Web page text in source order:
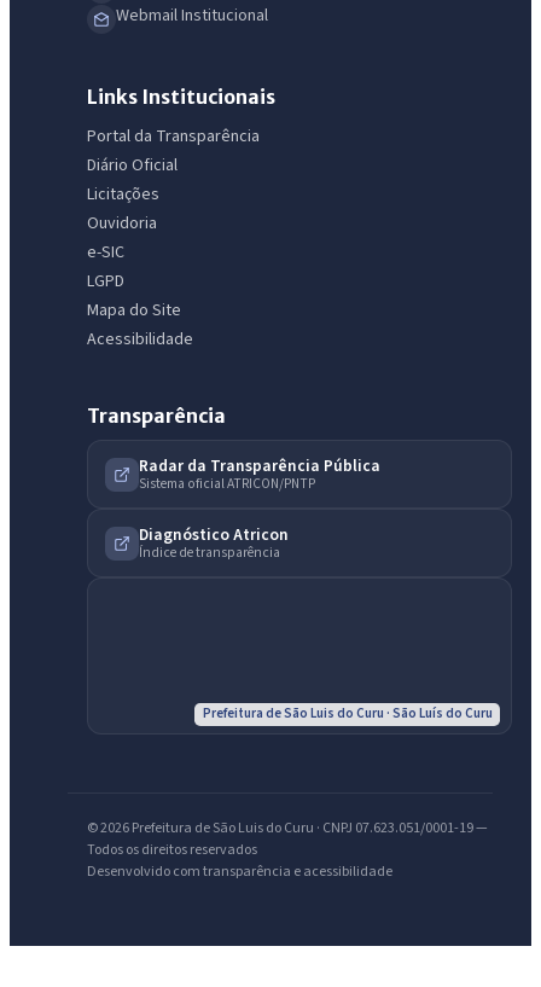
Webmail Institucional
Links Institucionais
Portal da Transparência
Diário Oficial
Licitações
Ouvidoria
e-SIC
LGPD
Mapa do Site
Acessibilidade
Transparência
Radar da Transparência Pública
Sistema oficial ATRICON/PNTP
Diagnóstico Atricon
Índice de transparência
Prefeitura de São Luis do Curu · São Luís do Curu
© 2026 Prefeitura de São Luis do Curu · CNPJ 07.623.051/0001-19 —
Todos os direitos reservados
Desenvolvido com transparência e acessibilidade
IntGest AI
Assistente do Portal
Licitações abertas Carta de serviços Diário Oficial